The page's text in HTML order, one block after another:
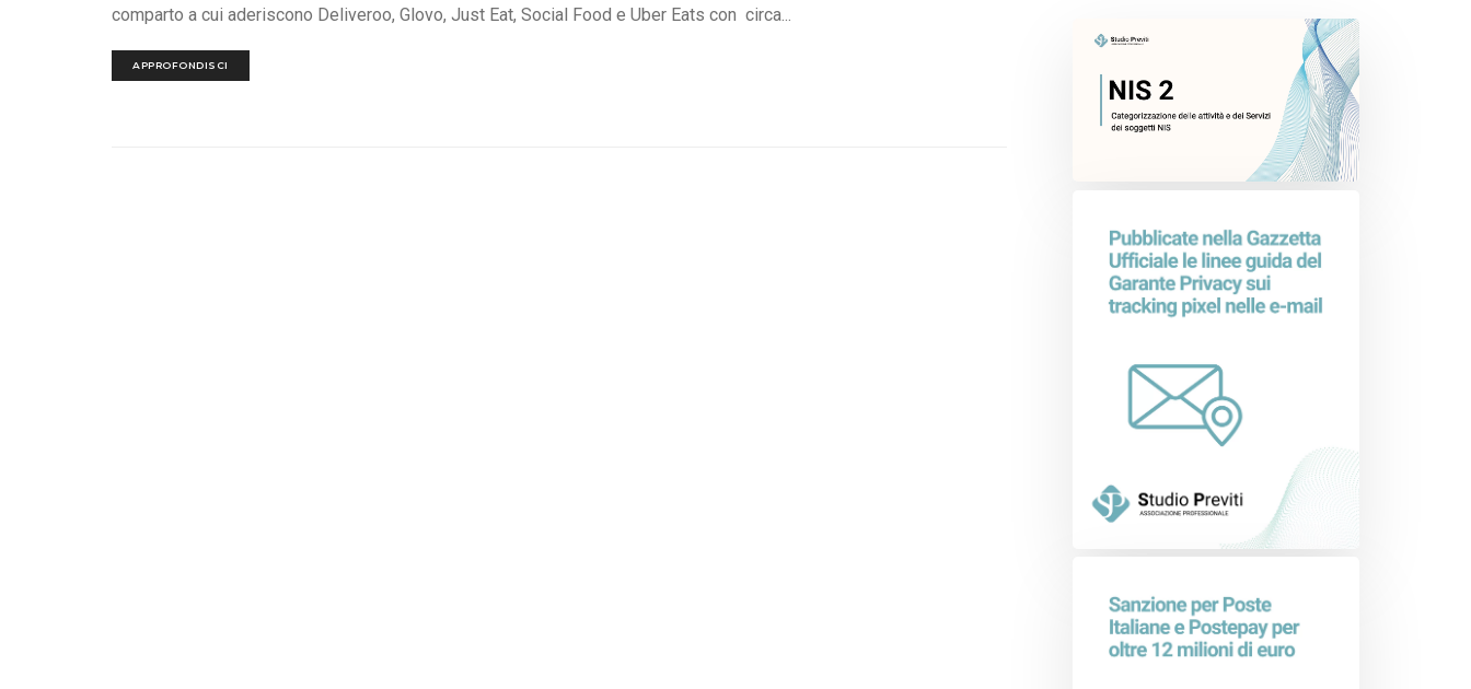
comparto a cui aderiscono Deliveroo, Glovo, Just Eat, Social Food e Uber Eats con circa...
APPROFONDISCI